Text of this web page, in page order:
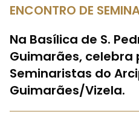
ENCONTRO DE
Na Basílica de S.
Guimarães, celebra
Seminaristas do
Guimarães/Vizela.